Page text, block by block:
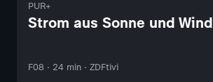
PUR+
Strom aus Sonne und Wind
F08 · 24 min · ZDFtivi